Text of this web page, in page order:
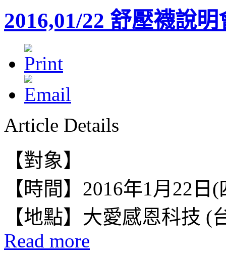
2016,01/22 舒壓襪說明
Article Details
【對象】
【時間】2016年1月22日
【地點】 大愛感恩科技 (
Read more